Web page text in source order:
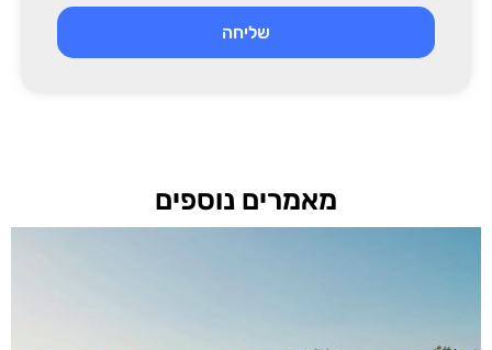
שליחה
מאמרים נוספים